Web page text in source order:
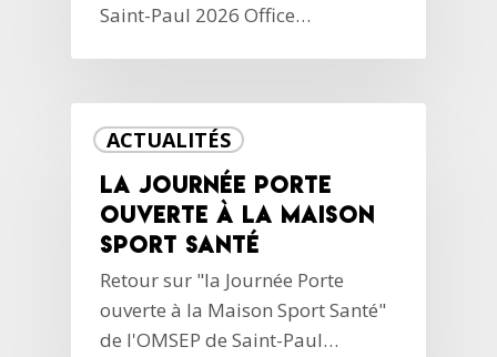
Saint-Paul 2026 Office…
ACTUALITÉS
la Journée Porte
ouverte à la Maison
Sport Santé
Retour sur "la Journée Porte
ouverte à la Maison Sport Santé"
de l'OMSEP de Saint-Paul…